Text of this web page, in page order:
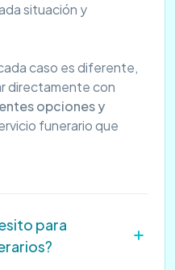
situación y
caso es diferente,
directamente con
opciones y
funerario que
para